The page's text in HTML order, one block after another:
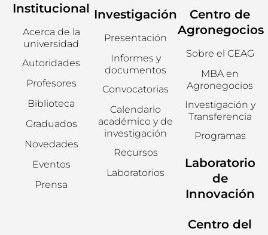
Institucional
Acerca de la
universidad
Autoridades
Profesores
Biblioteca
Graduados
Novedades
Eventos
Prensa
Investigación
Presentación
Informes y
documentos
Convocatorias
Calendario
académico y de
investigación
Recursos
Laboratorios
Centro de
Agronegocios
Sobre el CEAG
MBA en
Agronegocios
Investigación y
Transferencia
Programas
Laboratorio
de
Innovación
Centro del